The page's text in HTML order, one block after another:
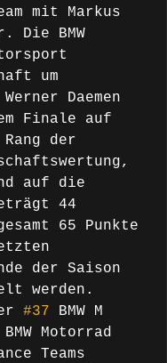
mit Markus
Die BMW
um
Werner Daemen
Finale auf
der
auf die
44
65 Punkte
der Saison
werden.
#37 BMW M
Motorrad
Teams